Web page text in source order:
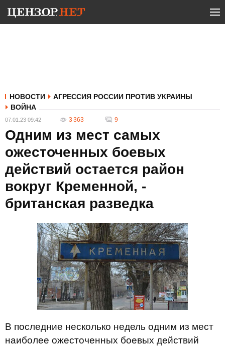
НОВОСТИ
АГРЕССИЯ РОССИИ ПРОТИВ УКРАИНЫ
ВОЙНА
07.01.23 09:42 3 363 9
Одним из мест самых
ожесточенных боевых
действий остается район
вокруг Кременной, -
британская разведка
В последние несколько недель одним из мест
наиболее ожесточенных боевых действий